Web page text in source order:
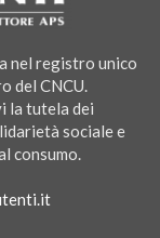
nel registro unico
del CNCU.
la tutela dei
sociale e
consumo.